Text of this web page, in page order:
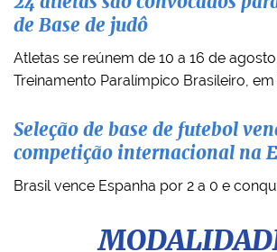
de Base de judô
Atletas se reúnem de 10 a 16 de
Treinamento Paralímpico Brasileiro, em
Seleção de base de futebol
competição internacional na
Brasil vence Espanha por 2 a 0 e